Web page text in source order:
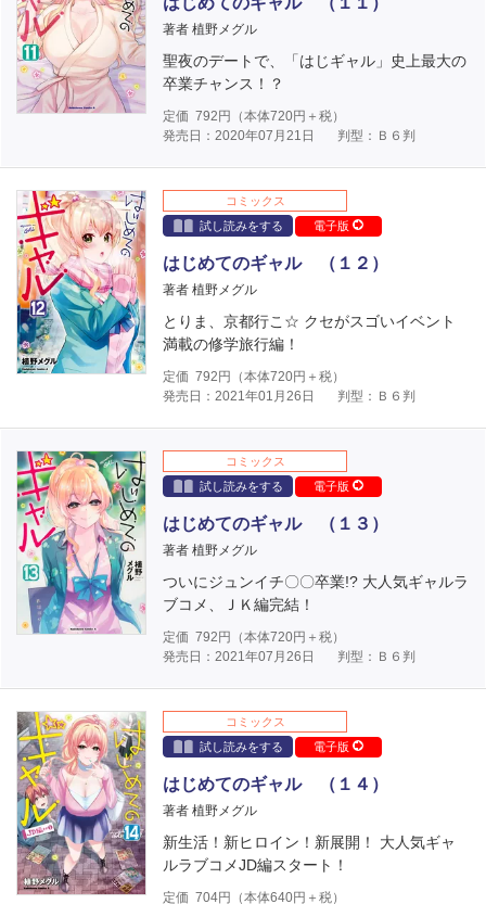
著者 植野メグル
聖夜のデートで、「はじギャル」史上最大の
卒業チャンス！？
定価 792 円（本体720円＋税）
発売日：2020年07月21日
判型：Ｂ６判
コミックス
試し読みをする
電子版
はじめてのギャル （１２）
著者 植野メグル
とりま、京都行こ☆ クセがスゴいイベント
満載の修学旅行編！
定価 792 円（本体720円＋税）
発売日：2021年01月26日
判型：Ｂ６判
コミックス
試し読みをする
電子版
はじめてのギャル （１３）
著者 植野メグル
ついにジュンイチ〇〇卒業!? 大人気ギャルラ
ブコメ、ＪＫ編完結！
定価 792 円（本体720円＋税）
発売日：2021年07月26日
判型：Ｂ６判
コミックス
試し読みをする
電子版
はじめてのギャル （１４）
著者 植野メグル
新生活！新ヒロイン！新展開！ 大人気ギャ
ルラブコメJD編スタート！
定価 704円（本体640円＋税）